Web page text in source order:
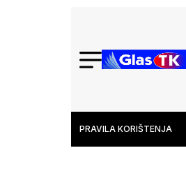
PRAVILA KORIŠTENJA